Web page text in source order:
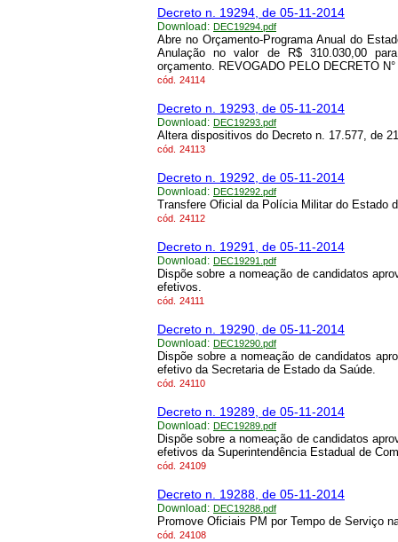
Decreto n. 19294, de 05-11-2014
Download: DEC19294.pdf
Abre no Orçamento-Programa Anual do
Anulação no valor de R$ 310.030,00
orçamento. REVOGADO PELO DECRETO
cód. 24114
Decreto n. 19293, de 05-11-2014
Download: DEC19293.pdf
Altera dispositivos do Decreto n. 17.577, de
cód. 24113
Decreto n. 19292, de 05-11-2014
Download: DEC19292.pdf
Transfere Oficial da Polícia Militar do Estado
cód. 24112
Decreto n. 19291, de 05-11-2014
Download: DEC19291.pdf
Dispõe sobre a nomeação de candidatos
efetivos.
cód. 24111
Decreto n. 19290, de 05-11-2014
Download: DEC19290.pdf
Dispõe sobre a nomeação de candidatos
efetivo da Secretaria de Estado da Saúde.
cód. 24110
Decreto n. 19289, de 05-11-2014
Download: DEC19289.pdf
Dispõe sobre a nomeação de candidatos
efetivos da Superintendência Estadual de
cód. 24109
Decreto n. 19288, de 05-11-2014
Download: DEC19288.pdf
Promove Oficiais PM por Tempo de Serviço
cód. 24108